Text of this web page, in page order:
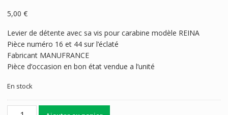
5,00 €
Levier de détente avec sa vis pour carabine modèle REINA
Pièce numéro 16 et 44 sur l’éclaté
Fabricant MANUFRANCE
Pièce d’occasion en bon état vendue a l’unité
En stock
quantité